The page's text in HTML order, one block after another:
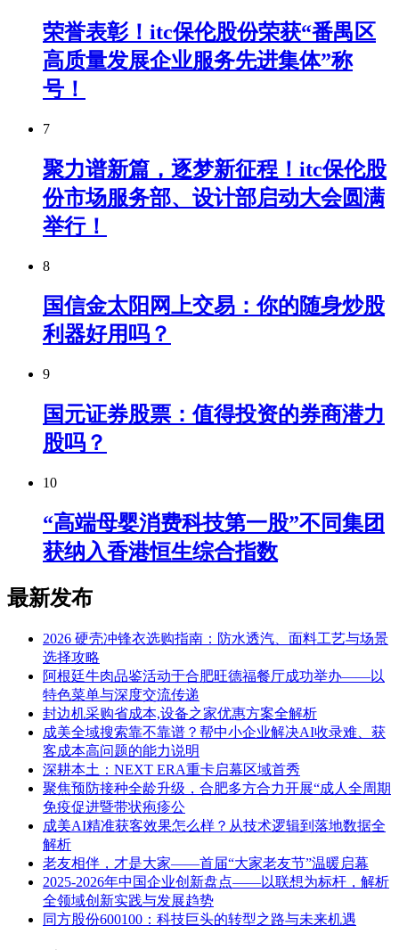
荣誉表彰！itc保伦股份荣获“番禺区
高质量发展企业服务先进集体”称
号！
7
聚力谱新篇，逐梦新征程！itc保伦股
份市场服务部、设计部启动大会圆满
举行！
8
国信金太阳网上交易：你的随身炒股
利器好用吗？
9
国元证券股票：值得投资的券商潜力
股吗？
10
“高端母婴消费科技第一股”不同集团
获纳入香港恒生综合指数
最新发布
2026 硬壳冲锋衣选购指南：防水透汽、面料工艺与场景
选择攻略
阿根廷牛肉品鉴活动于合肥旺德福餐厅成功举办——以
特色菜单与深度交流传递
封边机采购省成本,设备之家优惠方案全解析
成美全域搜索靠不靠谱？帮中小企业解决AI收录难、获
客成本高问题的能力说明
深耕本土：NEXT ERA重卡启幕区域首秀
聚焦预防接种全龄升级，合肥多方合力开展“成人全周期
免疫促进暨带状疱疹公
成美AI精准获客效果怎么样？从技术逻辑到落地数据全
解析
老友相伴，才是大家——首届“大家老友节”温暖启幕
2025-2026年中国企业创新盘点——以联想为标杆，解析
全领域创新实践与发展趋势
同方股份600100：科技巨头的转型之路与未来机遇